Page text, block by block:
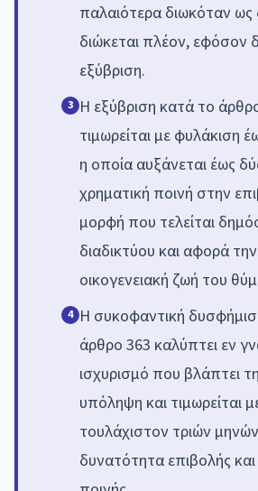
παλαιότερα διωκόταν
διώκεται πλέον, εφόσον
εξύβριση.
3 Η εξύβριση κατά το
τιμωρείται με φυλάκιση
η οποία αυξάνεται έως
χρηματική ποινή στην
μορφή που τελείται
διαδικτύου και αφορά την
οικογενειακή ζωή του
4 Η συκοφαντική
άρθρο 363 καλύπτει εν
ισχυρισμό που βλάπτει
υπόληψη και τιμωρείται
τουλάχιστον τριών
δυνατότητα επιβολής